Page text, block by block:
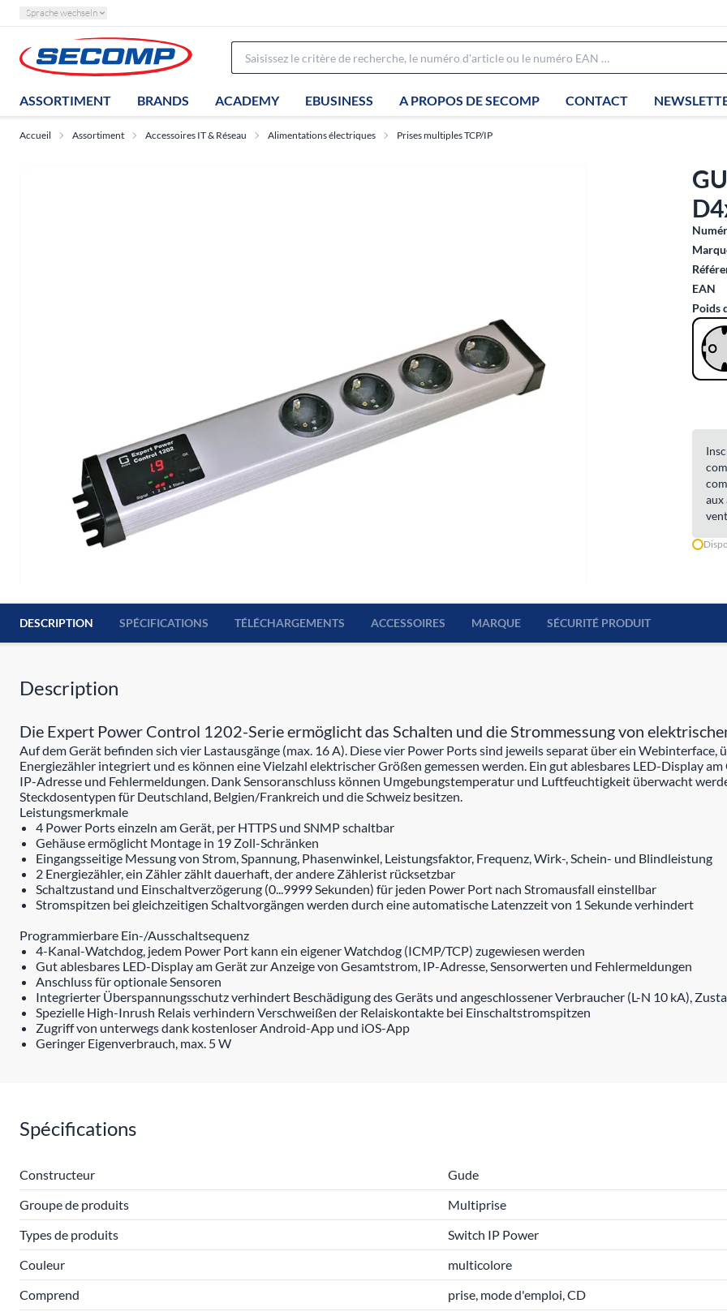
Sprache wechseln
ASSORTIMENT BRANDS ACADEMY EBUSINESS A PROPOS DE SECOMP CONTACT
Accueil Assortiment Accessoires IT & Réseau Alimentations électriques Prises multiples TCP/IP
EAN
Poids
aux
DESCRIPTION SPÉCIFICATIONS TÉLÉCHARGEMENTS ACCESSOIRES MARQUE SÉCURITÉ PRODUIT
Description
Die Expert Power Control 1202-Serie ermöglicht das Schalten und die Strommessung von
Auf dem Gerät befinden sich vier Lastausgänge (max. 16 A). Diese vier Power Ports sind jeweils separat über ein Webinterface,
Energiezähler integriert und es können eine Vielzahl elektrischer Größen gemessen werden. Ein gut ablesbares LED-Display
IP-Adresse und Fehlermeldungen. Dank Sensoranschluss können Umgebungstemperatur und Luftfeuchtigkeit überwacht
Steckdosentypen für Deutschland, Belgien/Frankreich und die Schweiz besitzen.
Leistungsmerkmale
4 Power Ports einzeln am Gerät, per HTTPS und SNMP schaltbar
Gehäuse ermöglicht Montage in 19 Zoll-Schränken
Eingangsseitige Messung von Strom, Spannung, Phasenwinkel, Leistungsfaktor, Frequenz, Wirk-, Schein- und Blindleistung
2 Energiezähler, ein Zähler zählt dauerhaft, der andere Zählerist rücksetzbar
Schaltzustand und Einschaltverzögerung (0...9999 Sekunden) für jeden Power Port nach Stromausfall einstellbar
Stromspitzen bei gleichzeitigen Schaltvorgängen werden durch eine automatische Latenzzeit von 1 Sekunde verhindert
Programmierbare Ein-/Ausschaltsequenz
4-Kanal-Watchdog, jedem Power Port kann ein eigener Watchdog (ICMP/TCP) zugewiesen werden
Gut ablesbares LED-Display am Gerät zur Anzeige von Gesamtstrom, IP-Adresse, Sensorwerten und Fehlermeldungen
Anschluss für optionale Sensoren
Integrierter Überspannungsschutz verhindert Beschädigung des Geräts und angeschlossener Verbraucher (L-N 10 kA),
Spezielle High-Inrush Relais verhindern Verschweißen der Relaiskontakte bei Einschaltstromspitzen
Zugriff von unterwegs dank kostenloser Android-App und iOS-App
Geringer Eigenverbrauch, max. 5 W
Spécifications
Constructeur
Gude
Groupe de produits
Multiprise
Types de produits
Switch IP Power
Couleur
multicolore
Comprend
prise, mode d'emploi, CD